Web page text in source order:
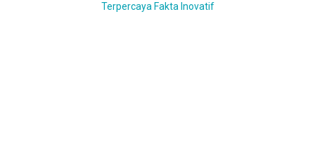
Terpercaya Fakta Inovatif